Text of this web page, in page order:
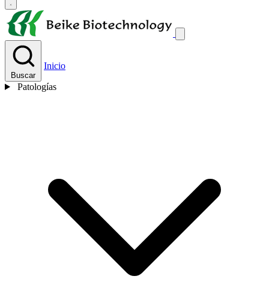
Buscar
Inicio
Patologías